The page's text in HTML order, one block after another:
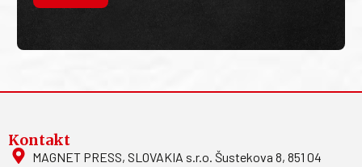
Kontakt
MAGNET PRESS, SLOVAKIA s.r.o. Šustekova 8, 851 04